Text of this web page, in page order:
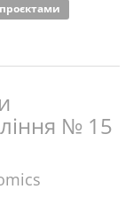
№ 15